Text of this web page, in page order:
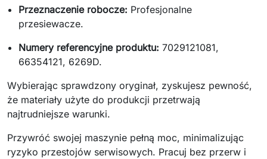
Przeznaczenie robocze: Profesjonalne
przesiewacze.
Numery referencyjne produktu: 7029121081,
66354121, 6269D.
Wybierając sprawdzony oryginał, zyskujesz pewność,
że materiały użyte do produkcji przetrwają
najtrudniejsze warunki.
Przywróć swojej maszynie pełną moc, minimalizując
ryzyko przestojów serwisowych. Pracuj bez przerw i